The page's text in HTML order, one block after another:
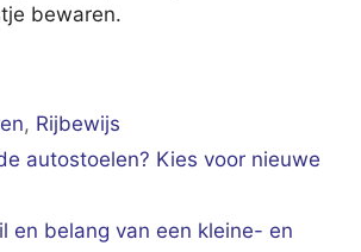
bewaren.
, Rijbewijs
autostoelen? Kies voor nieuwe
en belang van een kleine- en